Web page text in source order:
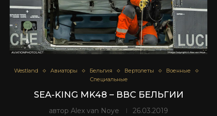
Westland Авиаторы Бельгия Вертолеты
Военные
Специальные
SEA-KING MK48 – ВВС БЕЛЬГИИ
автор Alex van Noye 26.03.2019